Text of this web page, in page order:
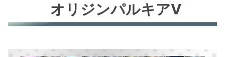
ニンフィアV
ジュラルドンV
コータス
オリジンパルキアV